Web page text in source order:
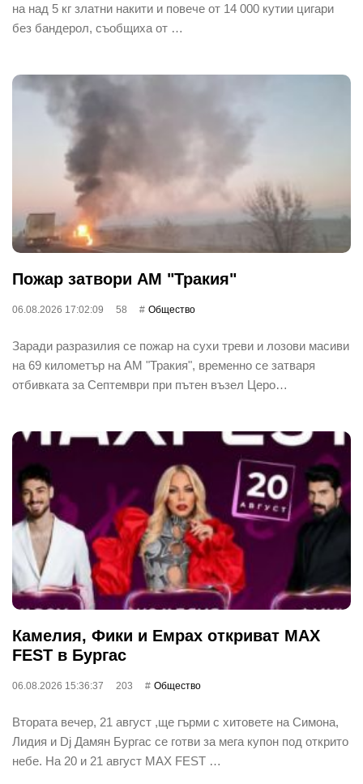
на над 5 кг златни накити и повече от 14 000 кутии цигари
без бандерол, съобщиха от …
Пожар затвори АМ "Тракия"
06.08.2026 17:02:09 58 Общество
Заради разразилия се пожар на сухи треви и лозови масиви
на 69 километър на АМ "Тракия", временно се затваря
отбивката за Септември при пътен възел Церо…
Камелия, Фики и Емрах откриват MAX
FEST в Бургас
06.08.2026 15:36:37 203 Общество
Втората вечер, 21 август ,ще гърми с хитовете на Симона,
Лидия и Dj Дамян Бургас се готви за мега купон под открито
небе. На 20 и 21 август MAX FEST …